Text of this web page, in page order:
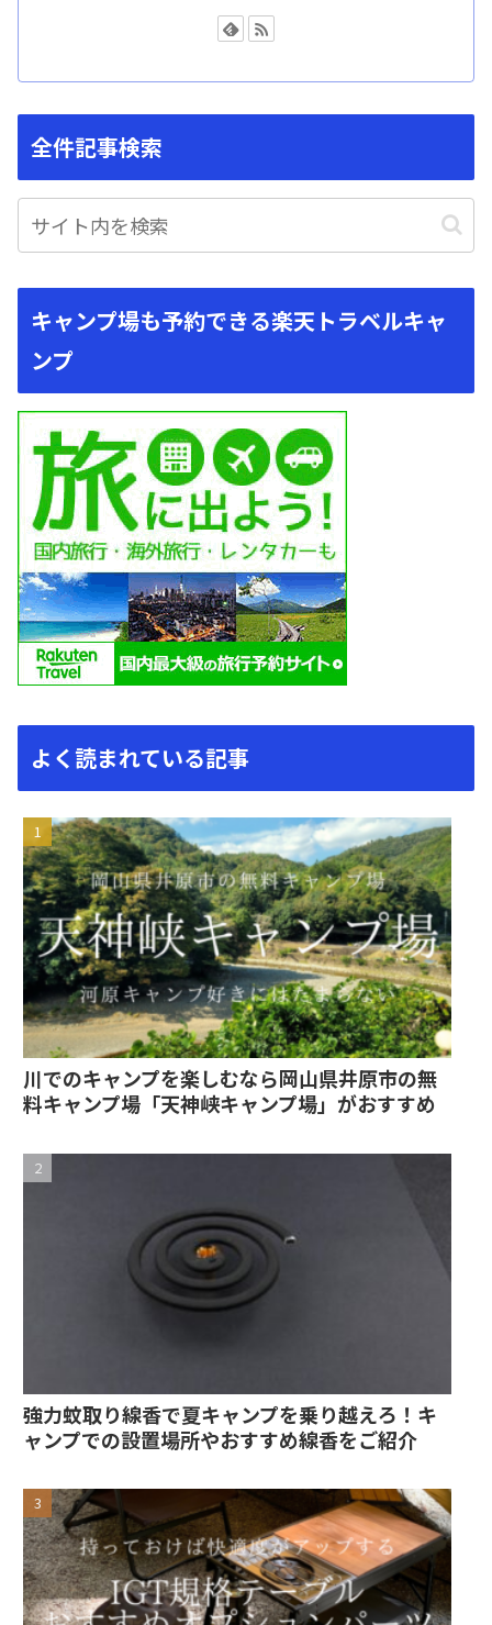
全件記事検索
キャンプ場も予約できる楽天トラベルキャ
ンプ
よく読まれている記事
川でのキャンプを楽しむなら岡山県井原市の無
料キャンプ場「天神峡キャンプ場」がおすすめ
強力蚊取り線香で夏キャンプを乗り越えろ！キ
ャンプでの設置場所やおすすめ線香をご紹介